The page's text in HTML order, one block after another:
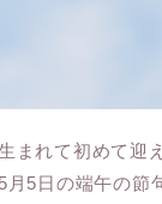
まれて初めて迎
月5日の端午の節